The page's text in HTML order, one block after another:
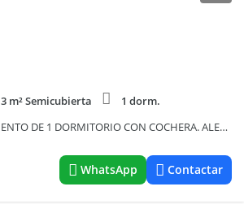
3 m² Semicubierta
1 dorm.
HERMOSO DEPARTAMENTO DE 1 DORMITORIO CON COCHERA. ALEM 1400. U$S 87.000
WhatsApp Contactar